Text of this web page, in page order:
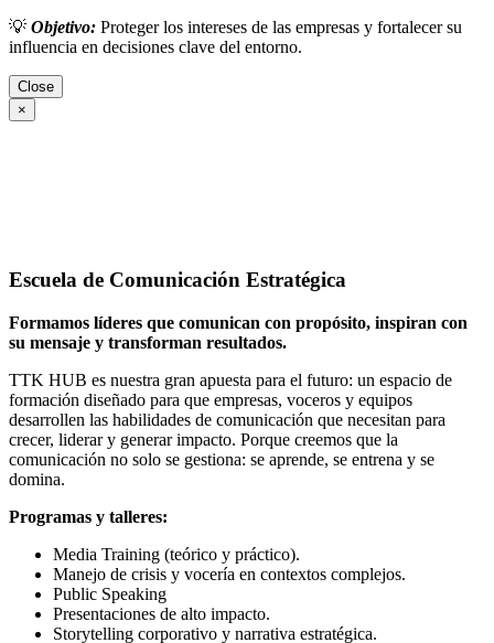
💡 Objetivo: Proteger los intereses de las empresas y fortalecer su
influencia en decisiones clave del entorno.
Close
×
Escuela de Comunicación Estratégica
Formamos líderes que comunican con propósito, inspiran con
su mensaje y transforman resultados.
TTK HUB es nuestra gran apuesta para el futuro: un espacio de
formación diseñado para que empresas, voceros y equipos
desarrollen las habilidades de comunicación que necesitan para
crecer, liderar y generar impacto. Porque creemos que la
comunicación no solo se gestiona: se aprende, se entrena y se
domina.
Programas y talleres:
Media Training (teórico y práctico).
Manejo de crisis y vocería en contextos complejos.
Public Speaking
Presentaciones de alto impacto.
Storytelling corporativo y narrativa estratégica.